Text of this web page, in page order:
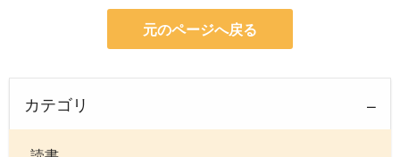
元のページへ戻る
カテゴリ